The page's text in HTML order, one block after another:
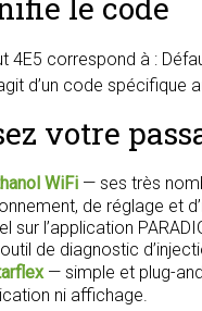
le code
4E5 correspond à :
d’un code spécifique
votre
WiFi — ses très
de réglage et
sur l’application
de diagnostic
— simple et plug-
ni affichage.